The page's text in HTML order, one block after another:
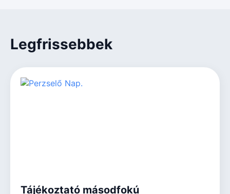
Legfrissebbek
Tájékoztató másodfokú